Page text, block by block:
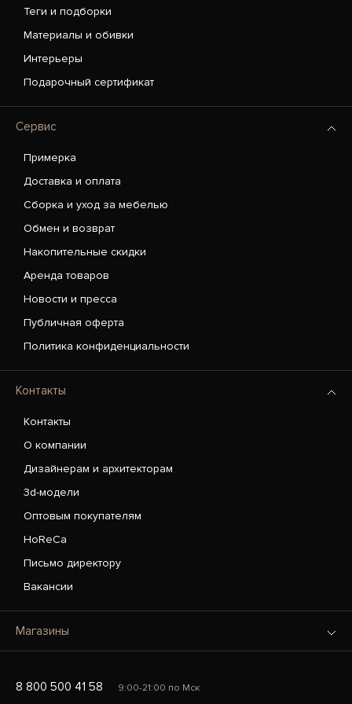
Теги и подборки
Материалы и обивки
Интерьеры
Подарочный сертификат
Сервис
Примерка
Доставка и оплата
Сборка и уход за мебелью
Обмен и возврат
Накопительные скидки
Аренда товаров
Новости и пресса
Публичная оферта
Политика конфиденциальности
Контакты
Контакты
О компании
Дизайнерам и архитекторам
3d-модели
Оптовым покупателям
HoReCa
Письмо директору
Вакансии
Магазины
8 800 500 41 58 9:00-21:00 по Мск